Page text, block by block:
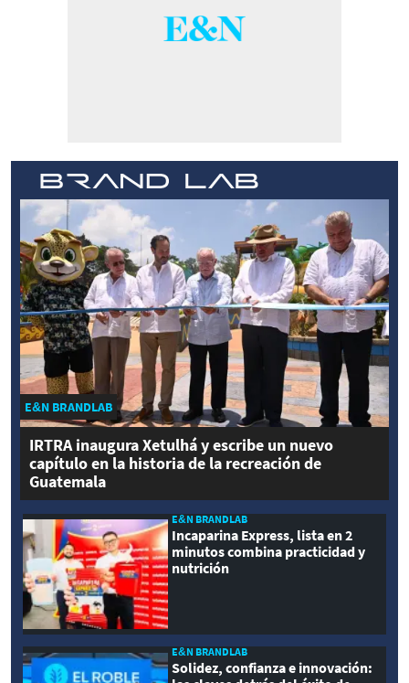
E&N BRANDLAB
IRTRA inaugura Xetulhá y escribe un nuevo
capítulo en la historia de la recreación de
Guatemala
E&N BRANDLAB
Incaparina Express, lista en 2
minutos combina practicidad y
nutrición
E&N BRANDLAB
Solidez, confianza e innovación: